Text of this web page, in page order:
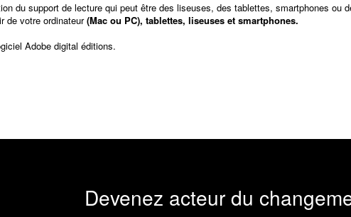
du support de lecture qui peut être des liseuses, des tablettes, smartphones ou
de votre ordinateur(Mac ou PC), tablettes, liseuses et smartphones.
Adobe digital éditions.
Devenez acteur du